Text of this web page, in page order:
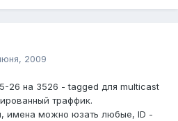
2009
26 на 3526 - tagged для multicast
траффик.
имена можно юзать любые, ID -